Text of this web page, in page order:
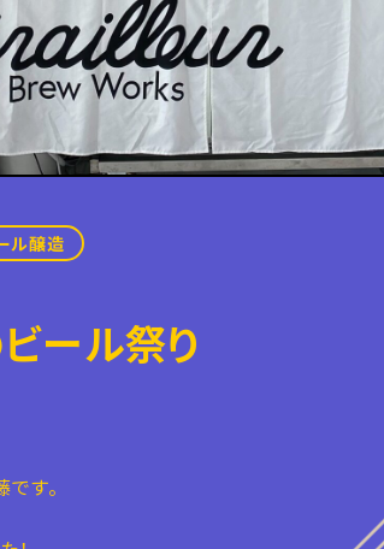
ル醸造
ール祭り
す。